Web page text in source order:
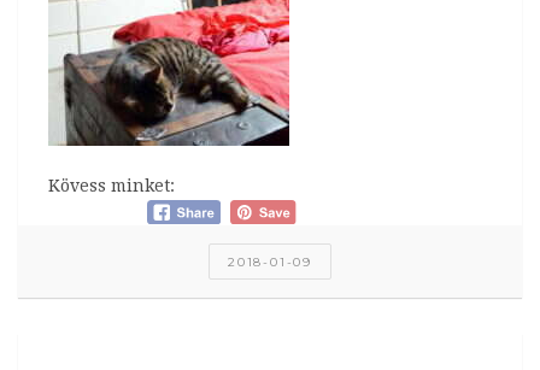
Kövess minket:
2018-01-09